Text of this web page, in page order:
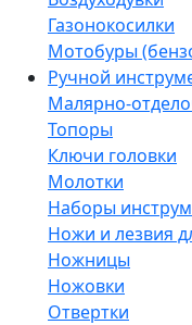
Газонокосилки
Мотобуры
Ручной
Малярно-
Топоры
Ключи головки
Молотки
Наборы
Ножи и лезвия
Ножницы
Ножовки
Отвертки